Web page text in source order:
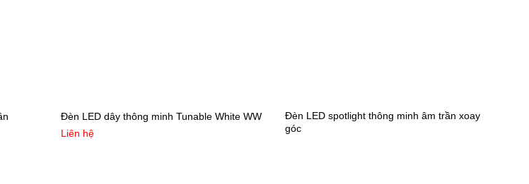
Đèn LED dây thông minh Tunable White WW
Liên hệ
Đèn LED spotlight thông minh âm trần xoay
góc